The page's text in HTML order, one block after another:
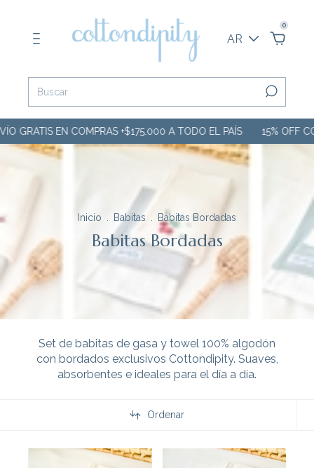
AR
0
GRATIS EN COMPRAS +$175.000 A TODO EL PAÍS 15% OFF
Inicio Babitas Babitas Bordadas
Babitas Bordadas
Set de babitas de gasa y towel 100% algodón
con bordados exclusivos Cottondipity. Suaves,
absorbentes e ideales para el día a día.
Ordenar